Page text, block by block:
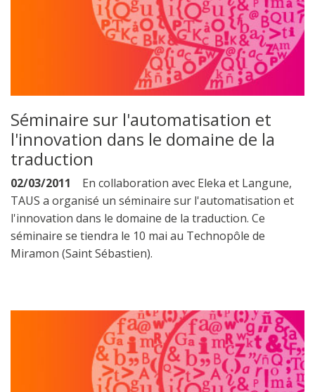
Séminaire sur l'automatisation et
l'innovation dans le domaine de la
traduction
02/03/2011
En collaboration avec Eleka et Langune,
TAUS a organisé un séminaire sur l'automatisation et
l'innovation dans le domaine de la traduction. Ce
séminaire se tiendra le 10 mai au Technopôle de
Miramon (Saint Sébastien).